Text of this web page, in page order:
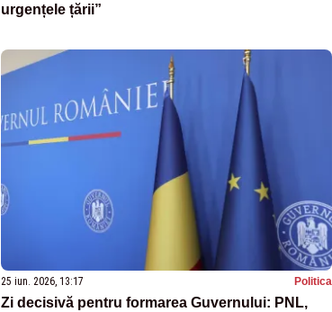
urgențele țării”
25 iun. 2026, 13:17 Politica
Zi decisivă pentru formarea Guvernului: PNL,